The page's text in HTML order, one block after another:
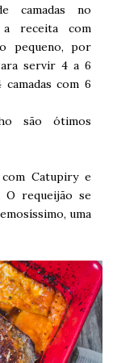
camadas no
receita com
pequeno, por
servir 4 a 6
com 6
são ótimos
Catupiry e
O requeijão se
uma